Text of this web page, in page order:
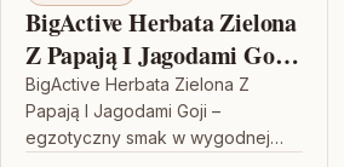
BigActive Herbata Zielona
Z Papają I Jagodami Goji
20 Torebek
BigActive Herbata Zielona Z
Papają I Jagodami Goji –
egzotyczny smak w wygodnej